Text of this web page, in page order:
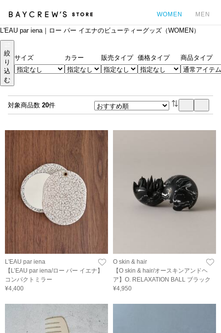
WOMEN MEN
L'EAU par iena｜ロー パー イエナのビューティーグッズ（WOMEN）
絞
り
込
む
サイズ カラー 販売タイプ 価格タイプ 商品タイプ
対象商品数 20件
L'EAU par iena
【L’EAU par iena/ロー パー イエナ】
コンパクトミラー
¥4,400
O skin & hair
【O skin & hair/オースキンアンドヘ
ア】O. RELAXATION BALL ブラック
¥4,950